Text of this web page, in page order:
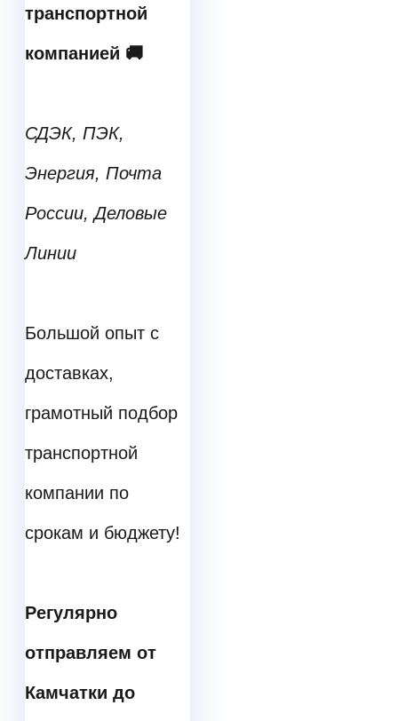
транспортной
компанией 🚚
СДЭК, ПЭК,
Энергия, Почта
России, Деловые
Линии
Большой опыт с
доставках,
грамотный подбор
транспортной
компании по
срокам и бюджету!
Регулярно
отправляем от
Камчатки до